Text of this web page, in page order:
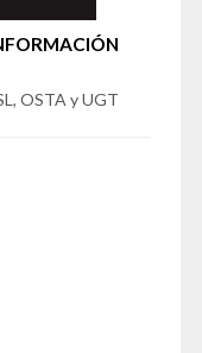
OSTA y UGT